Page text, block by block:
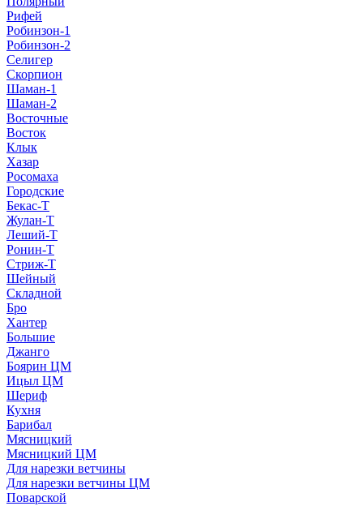
Рифей
Робинзон-1
Робинзон-2
Селигер
Скорпион
Шаман-1
Шаман-2
Восточные
Восток
Клык
Хазар
Росомаха
Городские
Бекас-Т
Жулан-Т
Леший-Т
Ронин-Т
Стриж-Т
Шейный
Складной
Бро
Хантер
Большие
Джанго
Боярин ЦМ
Ицыл ЦМ
Шериф
Кухня
Барибал
Мясницкий
Мясницкий ЦМ
Для нарезки ветчины
Для нарезки ветчины ЦМ
Поварской